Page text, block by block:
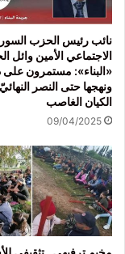
نائب رئيس الحزب
الاجتماعي الأمين وائل
«البناء»: مستمرون
ونهجها حتى النصر
الكيان الغاصب
09/04/2025